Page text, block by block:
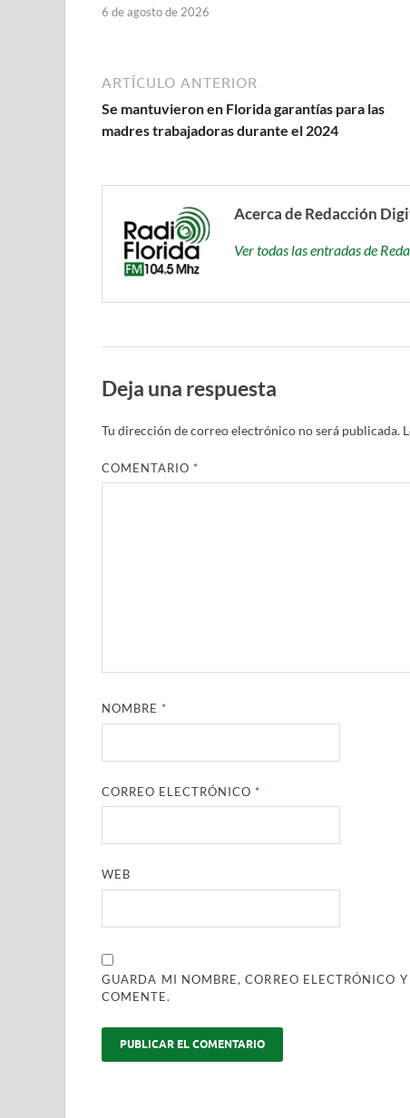
6 de agosto de 2026
ARTÍCULO ANTERIOR
Se mantuvieron en Florida garantías para las
madres trabajadoras durante el 2024
Acerca de Redacción
Ver todas las entradas de
Deja una respuesta
Tu dirección de correo electrónico no será publicada.
COMENTARIO*
NOMBRE*
CORREO ELECTRÓNICO*
WEB
GUARDA MI NOMBRE, CORREO ELECTRÓNICO
COMENTE.